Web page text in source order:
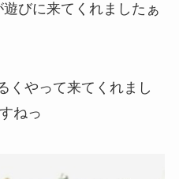
びに来てくれましたぁ
くやって来てくれまし
ねっ